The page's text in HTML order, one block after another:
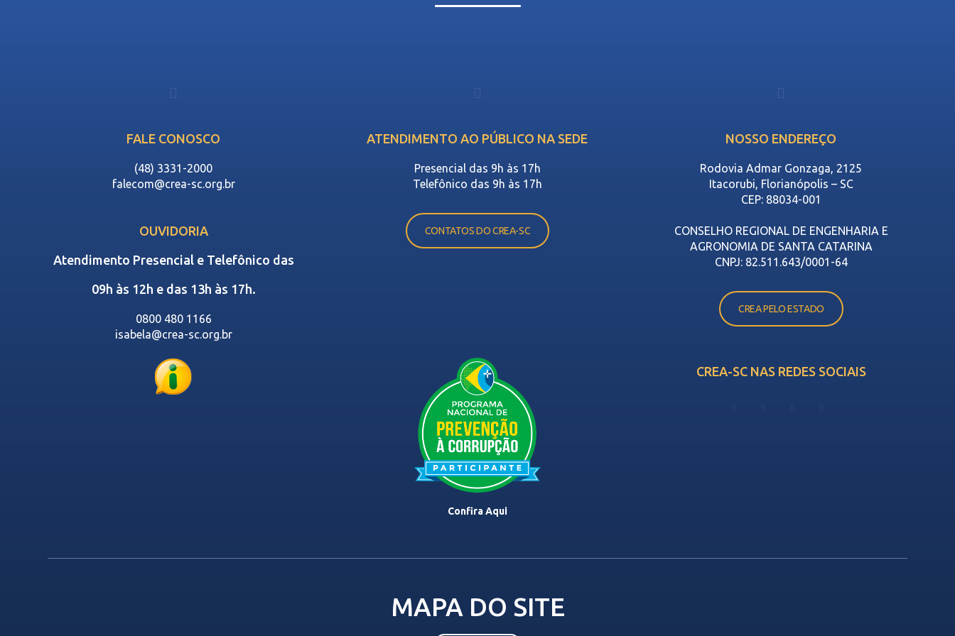
FALE CONOSCO
(48) 3331-2000
falecom@crea-sc.org.br
OUVIDORIA
Atendimento Presencial e Telefônico das
09h às 12h e das 13h às 17h.
0800 480 1166
isabela@crea-sc.org.br
ATENDIMENTO AO PÚBLICO NA SEDE
Presencial das 9h às 17h
Telefônico das 9h às 17h
CONTATOS DO CREA-SC
NOSSO ENDEREÇO
Rodovia Admar Gonzaga, 2125
Itacorubi, Florianópolis – SC
CEP: 88034-001
CONSELHO REGIONAL DE ENGENHARIA E
AGRONOMIA DE SANTA CATARINA
CNPJ: 82.511.643/0001-64
CREA PELO ESTADO
Confira Aqui
CREA-SC NAS REDES SOCIAIS
MAPA DO SITE